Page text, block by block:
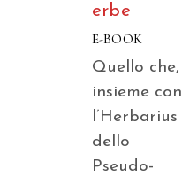
erbe
E-BOOK
Quello che,
insieme con
l’Herbarius
dello
Pseudo-